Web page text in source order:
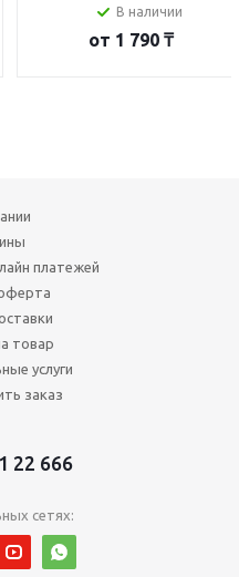
В наличии
от 1 790 ₸
платежей
товар
услуги
заказ
22 666
сетях: